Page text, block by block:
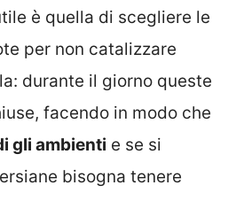
è quella di scegliere le
per non catalizzare
durante il giorno queste
facendo in modo che
gli ambienti e se si
bisogna tenere